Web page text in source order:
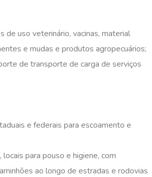
de uso veterinário, vacinas, material
e mudas e produtos agropecuários;
de transporte de carga de serviços
e federais para escoamento e
para pouso e higiene, com
ao longo de estradas e rodovias